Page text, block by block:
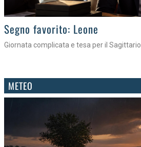
>
Segno favorito: Leone
Giornata complicata e tesa per il Sagittario
METEO